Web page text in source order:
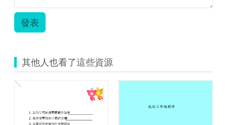
發表
其他人也看了這些資源